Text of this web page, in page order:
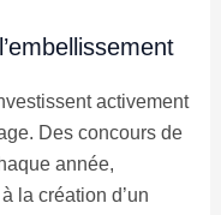
activement
Des concours de
année,
la création d’un